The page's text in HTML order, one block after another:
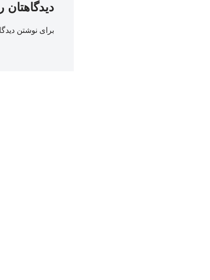
دیدگاهتان
برای نوشتن